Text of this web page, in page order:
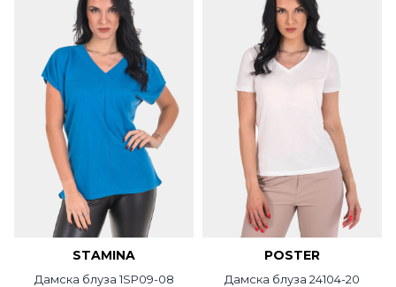
STAMINA
Дамска блуза 1SP09-08
POSTER
Дамска блуза 24104-20